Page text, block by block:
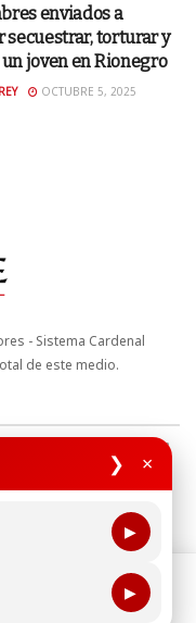
❯ ×
▶
▶
enviados a
secuestrar, torturar y
joven en Rionegro
OCTUBRE 5, 2025
- Sistema Cardenal
de este medio.
y Propiedad Intelectual
Tratamiento de Datos
tu experiencia de
política de uso de